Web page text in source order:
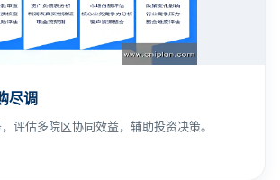
尽调
评估多院区协同效益，辅助投资决策。